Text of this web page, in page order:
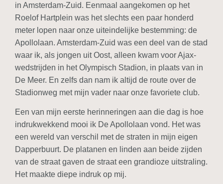
in Amsterdam-Zuid. Eenmaal aangekomen op het
Roelof Hartplein was het slechts een paar honderd
meter lopen naar onze uiteindelijke bestemming: de
Apollolaan. Amsterdam-Zuid was een deel van de stad
waar ik, als jongen uit Oost, alleen kwam voor Ajax-
wedstrijden in het Olympisch Stadion, in plaats van in
De Meer. En zelfs dan nam ik altijd de route over de
Stadionweg met mijn vader naar onze favoriete club.
Een van mijn eerste herinneringen aan die dag is hoe
indrukwekkend mooi ik De Apollolaan vond. Het was
een wereld van verschil met de straten in mijn eigen
Dapperbuurt. De platanen en linden aan beide zijden
van de straat gaven de straat een grandioze uitstraling.
Het maakte diepe indruk op mij.